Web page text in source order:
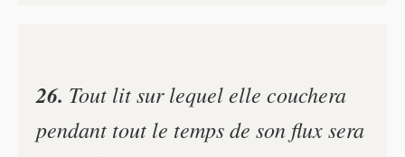
26. Tout lit sur lequel elle couchera
pendant tout le temps de son flux sera